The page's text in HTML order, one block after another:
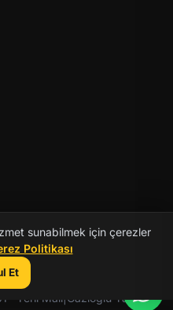
Tüm hakları saklıdır.
· Yerli Malı|Gazioğlu Yazılım
sunabilmek için çerezler
Politikası
Et